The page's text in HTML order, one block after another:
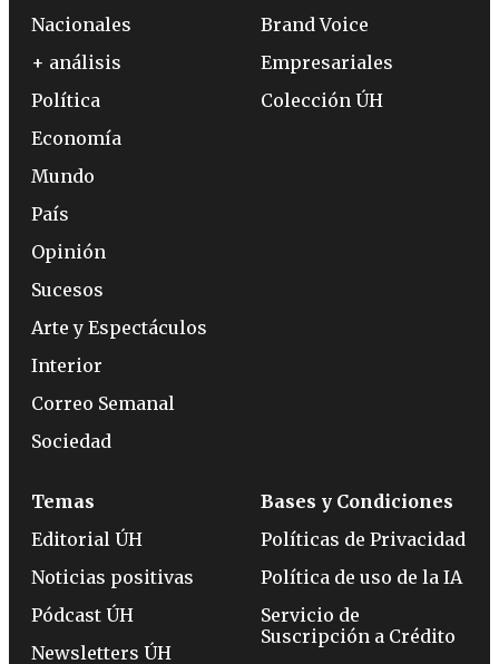
Nacionales
+ análisis
Política
Economía
Mundo
País
Opinión
Sucesos
Arte y Espectáculos
Interior
Correo Semanal
Sociedad
Brand Voice
Empresariales
Colección ÚH
Temas
Editorial ÚH
Noticias positivas
Pódcast ÚH
Newsletters ÚH
Bases y Condiciones
Políticas de Privacidad
Política de uso de la IA
Servicio de
Suscripción a Crédito